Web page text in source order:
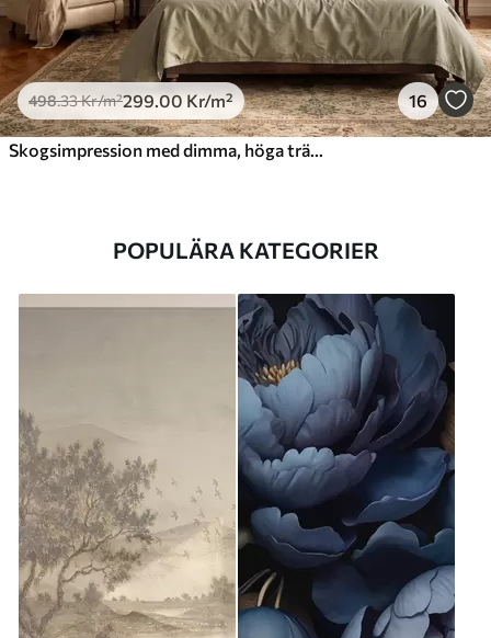
498.33Kr/m²299.00 Kr/m² 16
Skogsimpression med dimma, höga träd och en stig
POPULÄRA KATEGORIER